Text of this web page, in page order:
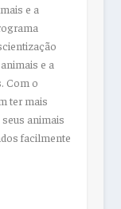
e a
e a
Com o
ter mais
animais
facilmente